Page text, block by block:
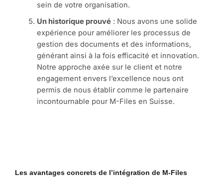
sein de votre organisation.
Un historique prouvé : Nous avons une solide
expérience pour améliorer les processus de
gestion des documents et des informations,
générant ainsi à la fois efficacité et innovation.
Notre approche axée sur le client et notre
engagement envers l’excellence nous ont
permis de nous établir comme le partenaire
incontournable pour M-Files en Suisse.
Les avantages concrets de l’intégration de M-Files